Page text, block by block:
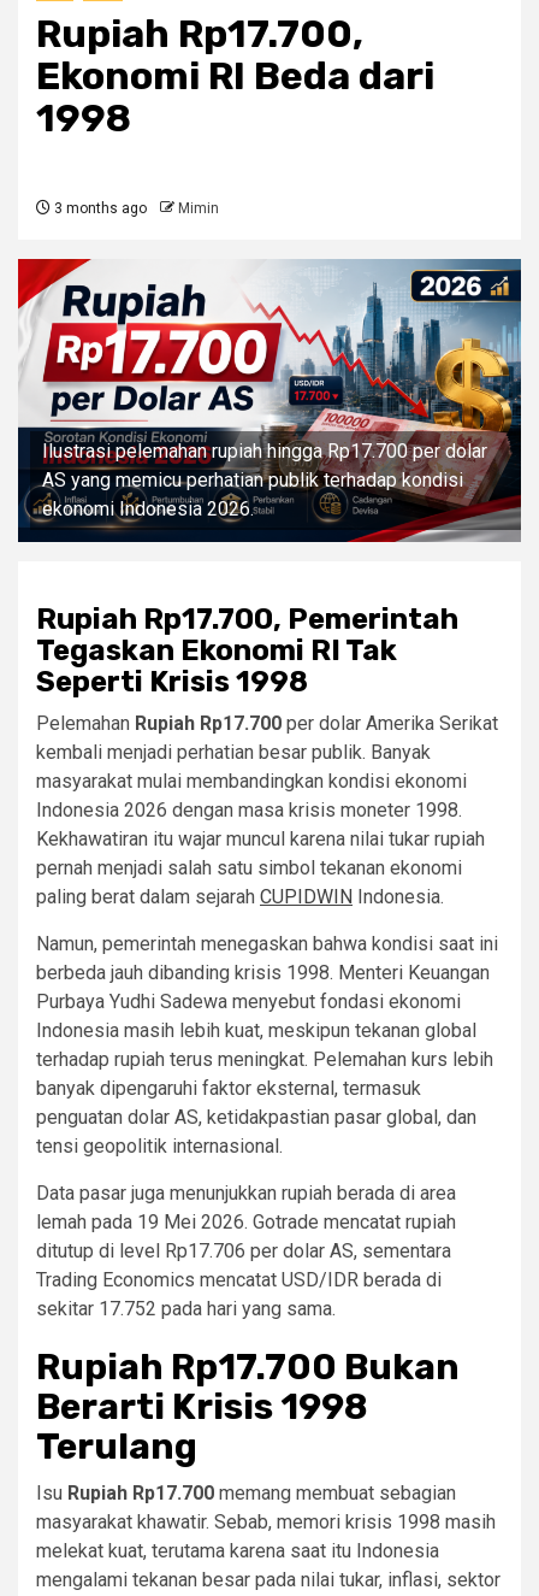
Rupiah Rp17.700,
Ekonomi RI Beda dari
1998
3 months ago Mimin
Ilustrasi pelemahan rupiah hingga Rp17.700 per dolar
AS yang memicu perhatian publik terhadap kondisi
ekonomi Indonesia 2026.
Rupiah Rp17.700, Pemerintah
Tegaskan Ekonomi RI Tak
Seperti Krisis 1998
Pelemahan Rupiah Rp17.700 per dolar Amerika Serikat
kembali menjadi perhatian besar publik. Banyak
masyarakat mulai membandingkan kondisi ekonomi
Indonesia 2026 dengan masa krisis moneter 1998.
Kekhawatiran itu wajar muncul karena nilai tukar rupiah
pernah menjadi salah satu simbol tekanan ekonomi
paling berat dalam sejarah CUPIDWIN Indonesia.
Namun, pemerintah menegaskan bahwa kondisi saat ini
berbeda jauh dibanding krisis 1998. Menteri Keuangan
Purbaya Yudhi Sadewa menyebut fondasi ekonomi
Indonesia masih lebih kuat, meskipun tekanan global
terhadap rupiah terus meningkat. Pelemahan kurs lebih
banyak dipengaruhi faktor eksternal, termasuk
penguatan dolar AS, ketidakpastian pasar global, dan
tensi geopolitik internasional.
Data pasar juga menunjukkan rupiah berada di area
lemah pada 19 Mei 2026. Gotrade mencatat rupiah
ditutup di level Rp17.706 per dolar AS, sementara
Trading Economics mencatat USD/IDR berada di
sekitar 17.752 pada hari yang sama.
Rupiah Rp17.700 Bukan
Berarti Krisis 1998
Terulang
Isu Rupiah Rp17.700 memang membuat sebagian
masyarakat khawatir. Sebab, memori krisis 1998 masih
melekat kuat, terutama karena saat itu Indonesia
mengalami tekanan besar pada nilai tukar, inflasi, sektor